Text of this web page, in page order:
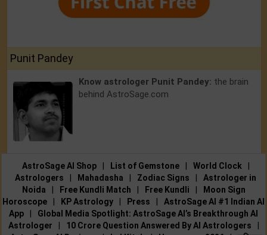
Punit Pandey
Know astrologer Punit Pandey: the brain
behind AstroSage.com
AstroSage AI Shop | List of Gemstone | World Clock
|
Astrologers
| Mahadasha | Zodiac Signs |
Astrologer in
Noida
| Free Kundli Match | Free Kundli |
Moon Sign
Horoscope
| KP Astrology | Press |
AstroSage AI #1 Indian AI
App
|
Global Media Spotlight: AstroSage AI’s Breakthrough AI
Astrologer
| 10 Crore Question Answered By AI Astrologers
|